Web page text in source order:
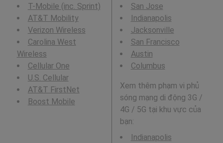
T-Mobile (inc. Sprint)
AT&T Mobility
Verizon Wireless
Carolina West
Wireless
Cellular One
U.S. Cellular
AT&T FirstNet
Boost Mobile
San Jose
Indianapolis
Jacksonville
San Francisco
Austin
Columbus
Xem thêm phạm vi phủ
sóng mạng di động 3G /
4G / 5G tại khu vực của
bạn:
Indianapolis